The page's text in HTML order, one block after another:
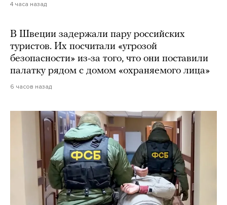
4 часа назад
В Швеции задержали пару российских
туристов. Их посчитали «угрозой
безопасности» из-за того, что они поставили
палатку рядом с домом «охраняемого лица»
6 часов назад